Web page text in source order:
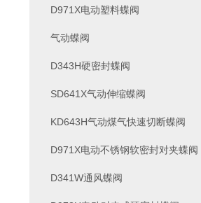
D971X电动塑料蝶阀
气动蝶阀
D343H硬密封蝶阀
SD641X气动伸缩蝶阀
KD643H气动煤气快速切断蝶阀
D971X电动不锈钢软密封对夹蝶阀
D341W通风蝶阀